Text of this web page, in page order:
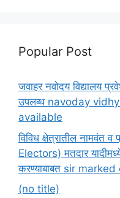
Popular Post
जवाहर नवोदय विद्यालय
उपलब्ध navoday
available
विविध क्षेत्रातील नामवंत
Electors) मतदार
करण्याबाबत sir
(no title)